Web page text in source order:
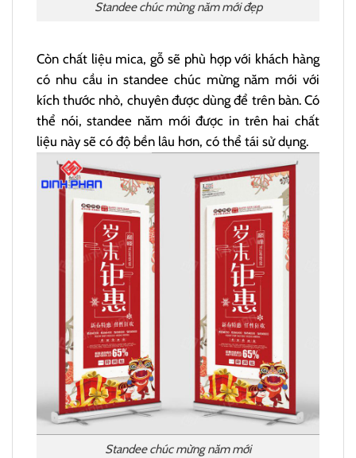
Standee chúc mừng năm mới đẹp
Còn chất liệu mica, gỗ sẽ phù hợp với khách hàng
có nhu cầu in standee chúc mừng năm mới với
kích thước nhỏ, chuyên được dùng để trên bàn. Có
thể nói, standee năm mới được in trên hai chất
liệu này sẽ có độ bền lâu hơn, có thể tái sử dụng.
Standee chúc mừng năm mới